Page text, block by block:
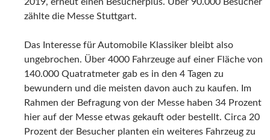
zählte die Messe Stuttgart.
Das Interesse für Automobile Klassiker bleibt also
ungebrochen. Über 4000 Fahrzeuge auf einer Fläche von
140.000 Quatratmeter gab es in den 4 Tagen zu
bewundern und die meisten davon auch zu kaufen. Im
Rahmen der Befragung von der Messe haben 34 Prozent
hier auf der Messe etwas gekauft oder bestellt. Circa 20
Prozent der Besucher planten ein weiteres Fahrzeug zu